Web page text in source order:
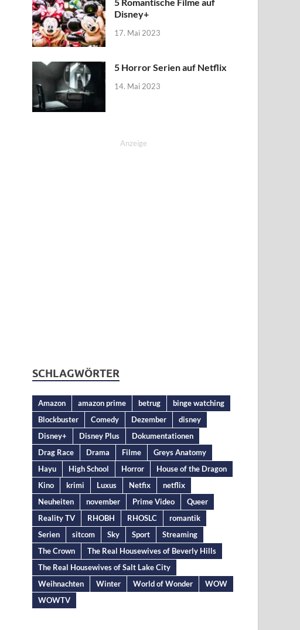
Disney+
17. Mai 2023
5 Horror Serien auf Netflix
14. Mai 2023
Anzeige
SCHLAGWÖRTER
Amazon amazon prime betrug
binge watching
Blockbuster
Comedy Dezember
disney
Disney+
Disney Plus
Dokumentationen
Drag Race
Drama Filme
Greys Anatomy
Hayu
High School Horror
House of the Dragon
Kino
krimi Luxus Netfix
netflix
Neuheiten
november Prime Video
Queer
Reality TV
RHOBH RHOSLC
romantik
Serien
sitcom Sky Sport
Streaming
The Crown
The Real Housewives of Beverly Hills
The Real Housewives of Salt Lake City
Weihnachten
Winter World of Wonder
WOW
WOWTV